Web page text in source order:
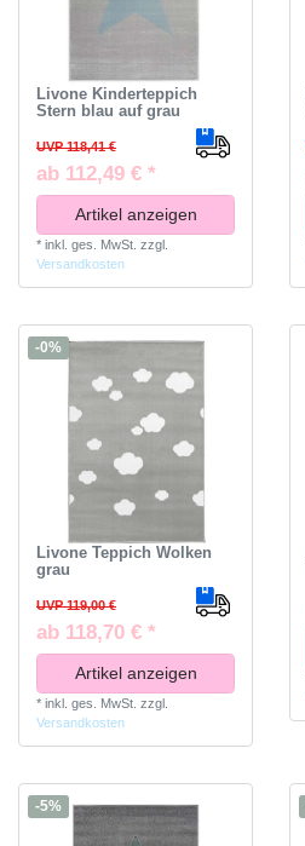
Livone Kinderteppich
Stern blau auf grau
UVP 118,41 €
ab 112,49 € *
Artikel anzeigen
* inkl. ges. MwSt. zzgl.
Versandkosten
-0%
Livone Teppich Wolken
grau
UVP 119,00 €
ab 118,70 € *
Artikel anzeigen
* inkl. ges. MwSt. zzgl.
Versandkosten
-5%